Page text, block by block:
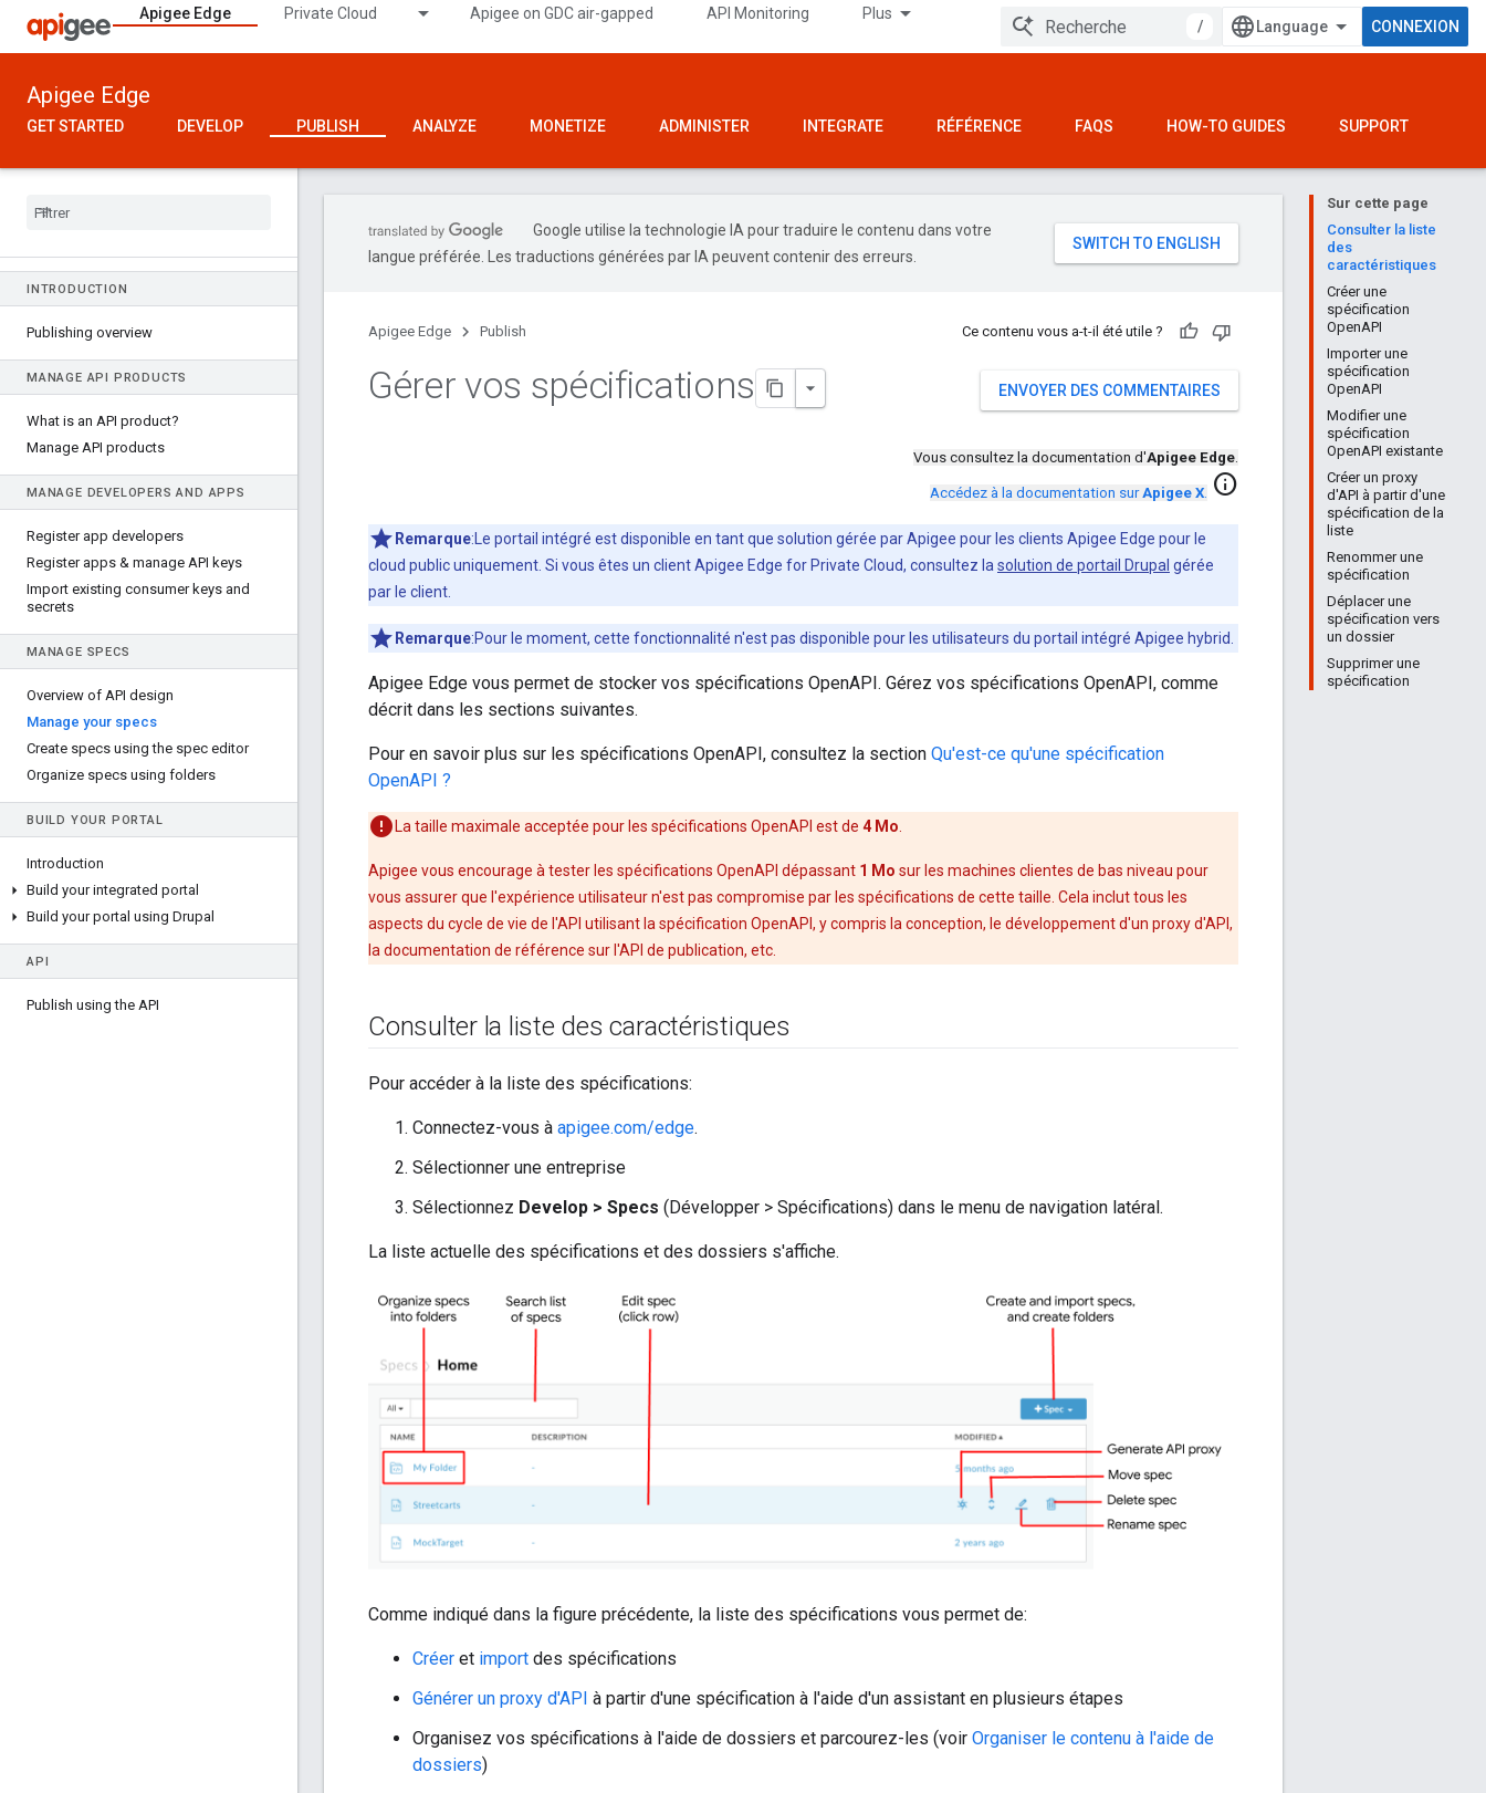
Apigee Edge Private Cloud Apigee on GDC air-gapped API Monitoring Plus
/ CONNEXION
Apigee Edge
GET STARTED DEVELOP PUBLISH ANALYZE MONETIZE ADMINISTER INTEGRATE RÉFÉRENCE FAQS HOW-TO GUIDES SUPPORT
INTRODUCTION
Publishing overview
MANAGE API PRODUCTS
What is an API product?
Manage API products
MANAGE DEVELOPERS AND APPS
Register app developers
Register apps & manage API keys
Import existing consumer keys and
secrets
MANAGE SPECS
Overview of API design
Manage your specs
Create specs using the spec editor
Organize specs using folders
BUILD YOUR PORTAL
Introduction
Build your integrated portal
Build your portal using Drupal
API
Publish using the API
Sur cette page
Consulter la liste
des
caractéristiques
Créer une
spécification
OpenAPI
Importer une
spécification
OpenAPI
Modifier une
spécification
OpenAPI existante
Créer un proxy
d'API à partir d'une
spécification de la
liste
Renommer une
spécification
Déplacer une
spécification vers
un dossier
Supprimer une
spécification
Google utilise la technologie IA pour traduire le contenu dans votre
langue préférée. Les traductions générées par IA peuvent contenir des erreurs.
Apigee Edge Publish Ce contenu vous a-t-il été utile ?
ENVOYER DES COMMENTAIRES
Gérer vos spécifications
Vous consultez la documentation d'Apigee Edge.
Accédez à la documentation surApigee X. info
Remarque:Le portail intégré est disponible en tant que solution gérée par Apigee pour les clients Apigee Edge pour le
cloud public uniquement. Si vous êtes un client Apigee Edge for Private Cloud, consultez la solution de portail Drupal gérée
par le client.
Remarque:Pour le moment, cette fonctionnalité n'est pas disponible pour les utilisateurs du portail intégré Apigee hybrid.
Apigee Edge vous permet de stocker vos spécifications OpenAPI. Gérez vos spécifications OpenAPI, comme
décrit dans les sections suivantes.
Pour en savoir plus sur les spécifications OpenAPI, consultez la section Qu'est-ce qu'une spécification
OpenAPI ?
La taille maximale acceptée pour les spécifications OpenAPI est de 4 Mo
Apigee vous encourage à tester les spécifications OpenAPI dépassant 1 Mo sur les machines clientes de bas niveau pour
vous assurer que l'expérience utilisateur n'est pas compromise par les spécifications de cette taille. Cela inclut tous les
aspects du cycle de vie de l'API utilisant la spécification OpenAPI, y compris la conception, le développement d'un proxy d'API,
la documentation de référence sur l'API de publication, etc.
Consulter la liste des caractéristiques
Pour accéder à la liste des spécifications:
Connectez-vous à apigee.com/edge.
Sélectionner une entreprise
Sélectionnez Develop > Specs (Développer > Spécifications) dans le menu de navigation latéral.
La liste actuelle des spécifications et des dossiers s'affiche.
Comme indiqué dans la figure précédente, la liste des spécifications vous permet de:
Créer et import des spécifications
Générer un proxy d'API à partir d'une spécification à l'aide d'un assistant en plusieurs étapes
Organisez vos spécifications à l'aide de dossiers et parcourez-les (voir Organiser le contenu à l'aide de
dossiers)